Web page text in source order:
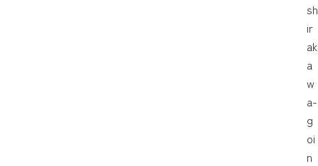
sh
ir
ak
a
w
a-
g
oi
n